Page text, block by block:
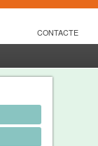
CONTACTE